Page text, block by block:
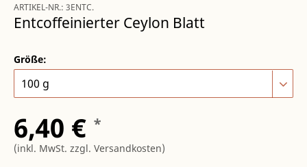
ARTIKEL-NR.: 3ENTC.
Entcoffeinierter Ceylon Blatt
Größe:
6,40 € *
(inkl. MwSt. zzgl. Versandkosten)